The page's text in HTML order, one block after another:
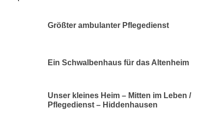
Größter ambulanter Pflegedienst
Ein Schwalbenhaus für das Altenheim
Unser kleines Heim – Mitten im Leben /
Pflegedienst – Hiddenhausen